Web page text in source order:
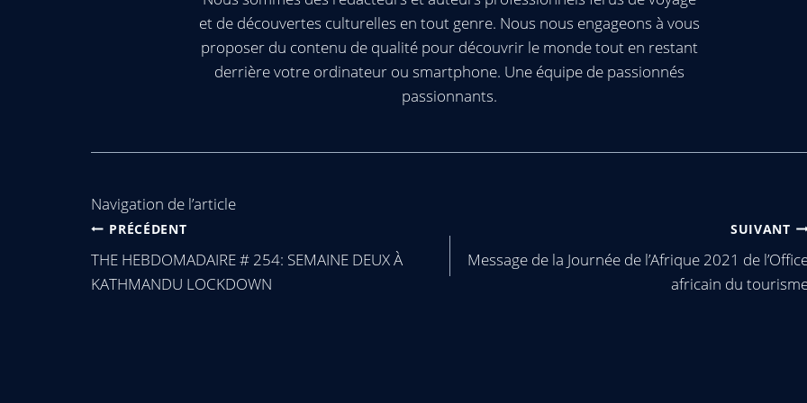
et de découvertes culturelles en tout genre. Nous nous engageons à vous
proposer du contenu de qualité pour découvrir le monde tout en restant
derrière votre ordinateur ou smartphone. Une équipe de passionnés
passionnants.
Navigation de l’article
PRÉCÉDENT
THE HEBDOMADAIRE # 254: SEMAINE DEUX À
KATHMANDU LOCKDOWN
SUIVANT
Message de la Journée de l’Afrique 2021 de
africain du